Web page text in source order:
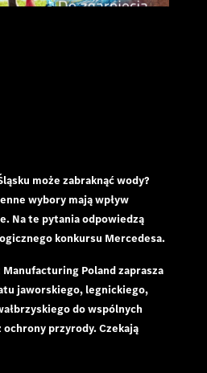
może zabraknąć wody?
wybory mają wpływ
Na te pytania odpowiedzą
konkursu Mercedesa.
Poland zaprasza
jaworskiego, legnickiego,
do wspólnych
ochrony przyrody. Czekają